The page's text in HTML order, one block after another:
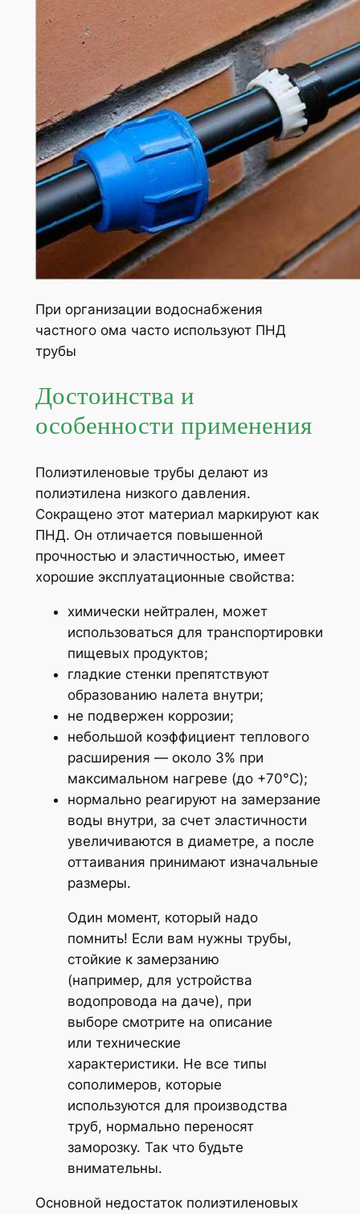
При организации водоснабжения
частного ома часто используют ПНД
трубы
Достоинства и
особенности применения
Полиэтиленовые трубы делают из
полиэтилена низкого давления.
Сокращено этот материал маркируют как
ПНД. Он отличается повышенной
прочностью и эластичностью, имеет
хорошие эксплуатационные свойства:
химически нейтрален, может
использоваться для транспортировки
пищевых продуктов;
гладкие стенки препятствуют
образованию налета внутри;
не подвержен коррозии;
небольшой коэффициент теплового
расширения — около 3% при
максимальном нагреве (до +70°C);
нормально реагируют на замерзание
воды внутри, за счет эластичности
увеличиваются в диаметре, а после
оттаивания принимают изначальные
размеры.
Один момент, который надо
помнить! Если вам нужны трубы,
стойкие к замерзанию
(например, для устройства
водопровода на даче), при
выборе смотрите на описание
или технические
характеристики. Не все типы
сополимеров, которые
используются для производства
труб, нормально переносят
заморозку. Так что будьте
внимательны.
Основной недостаток полиэтиленовых